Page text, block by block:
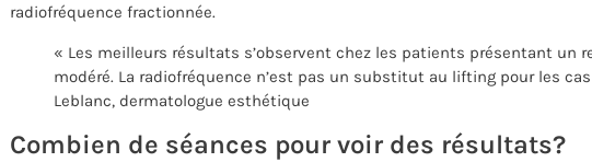
radiofréquence fractionnée.
« Les meilleurs résultats s’observent chez les patients présentant un
modéré. La radiofréquence n’est pas un substitut au lifting pour les cas
Leblanc, dermatologue esthétique
Combien de séances pour voir des résultats?